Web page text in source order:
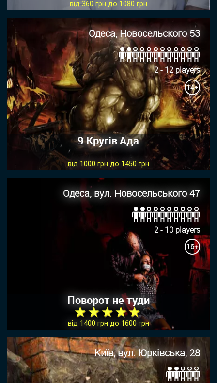
від 360 грн до 1080 грн
Одеса, Новосельского 53
2 - 12 players
14+
9 Кругів Ада
від 1000 грн до 1450 грн
Одеса, вул. Новосельського 47
2 - 10 players
16+
Поворот не туди
★ ★ ★ ★ ★
від 1400 грн до 1600 грн
Київ, вул. Юрківська, 28